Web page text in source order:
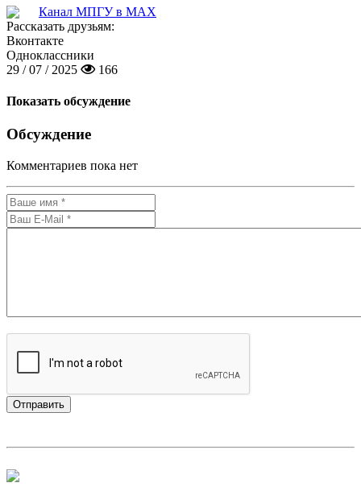
Канал МПГУ в MAX
Рассказать друзьям:
Вконтакте
Одноклассники
29 / 07 / 2025
166
Показать обсуждение
Обсуждение
Комментариев пока нет